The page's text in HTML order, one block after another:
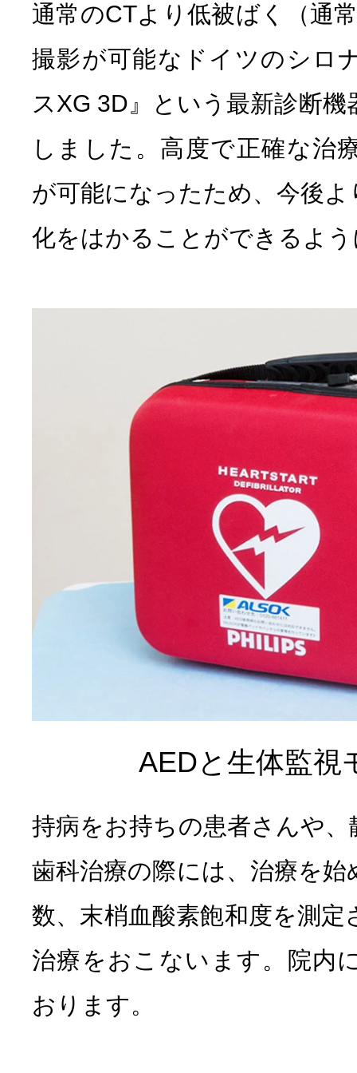
通常のCTより低被ばく（通
撮影が可能なドイツのシロ
スXG 3D』という最新診断
しました。高度で正確な治
が可能になったため、今後
化をはかることができるよ
AEDと生体監視
持病をお持ちの患者さんや
歯科治療の際には、治療を
数、末梢血酸素飽和度を測
治療をおこないます。院内
おります。